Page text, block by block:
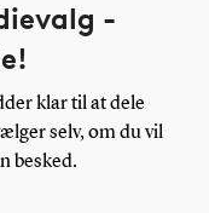
-
klar til at dele
selv, om du vil
besked.